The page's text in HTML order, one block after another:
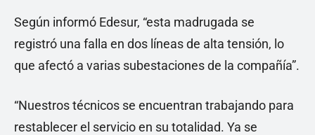
Según informó Edesur, “esta madrugada se
registró una falla en dos líneas de alta tensión, lo
que afectó a varias subestaciones de la compañía”.
“Nuestros técnicos se encuentran trabajando para
restablecer el servicio en su totalidad. Ya se